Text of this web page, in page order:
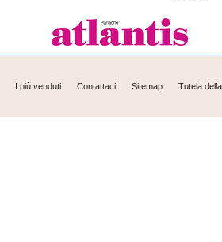
I più venduti Contattaci Sitemap Tutela